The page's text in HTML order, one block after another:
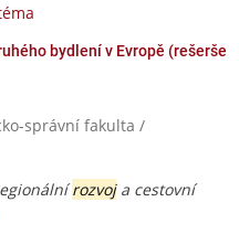
bydlení v Evropě (rešerše
správní fakulta /
rozvoja cestovní